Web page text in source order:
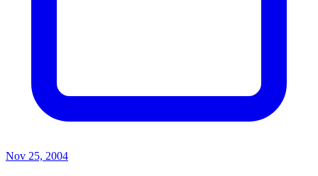
Nov 25, 2004